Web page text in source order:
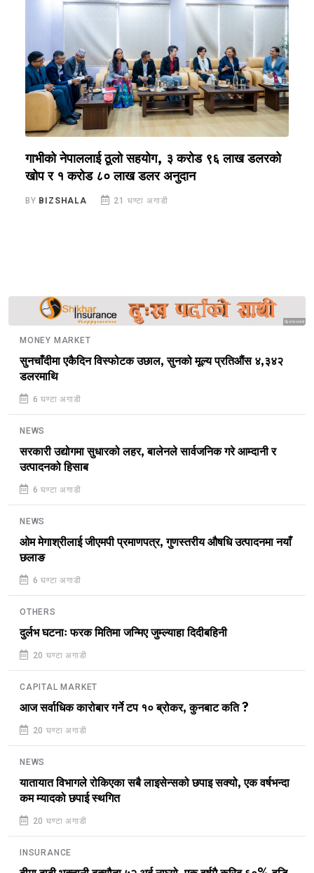
गाभीको नेपाललाई ठूलो सहयोग, ३ करोड ९६ लाख डलरको
खोप र १ करोड ८० लाख डलर अनुदान
BY BIZSHALA 21 घण्टा अगाडी
Sponsored
MONEY MARKET
सुनचाँदीमा एकैदिन विस्फोटक उछाल, सुनको मूल्य प्रतिऔंस ४,३४२
डलरमाथि
6 घण्टा अगाडी
NEWS
सरकारी उद्योगमा सुधारको लहर, बालेनले सार्वजनिक गरे आम्दानी र
उत्पादनको हिसाब
6 घण्टा अगाडी
NEWS
ओम मेगाश्रीलाई जीएमपी प्रमाणपत्र, गुणस्तरीय औषधि उत्पादनमा नयाँ
छलाङ
6 घण्टा अगाडी
OTHERS
दुर्लभ घटनाः फरक मितिमा जन्मिए जुम्ल्याहा दिदीबहिनी
20 घण्टा अगाडी
CAPITAL MARKET
आज सर्वाधिक कारोबार गर्ने टप १० ब्रोकर, कुनबाट कति ?
20 घण्टा अगाडी
NEWS
यातायात विभागले रोकिएका सबै लाइसेन्सको छपाइ सक्यो, एक वर्षभन्दा
कम म्यादको छपाई स्थगित
20 घण्टा अगाडी
INSURANCE